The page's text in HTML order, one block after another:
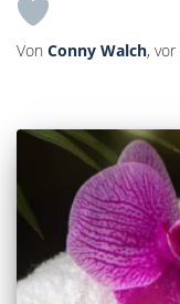
Von Conny Walch, vor